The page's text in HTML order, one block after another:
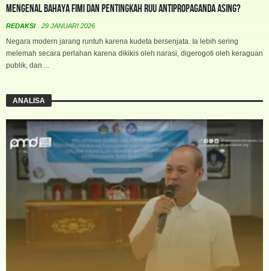
Mengenal Bahaya FIMI dan Pentingkah RUU Antipropaganda Asing?
REDAKSI 29 JANUARI 2026
Negara modern jarang runtuh karena kudeta bersenjata. Ia lebih sering
melemah secara perlahan karena dikikis oleh narasi, digerogoti oleh keraguan
publik, dan ...
ANALISA